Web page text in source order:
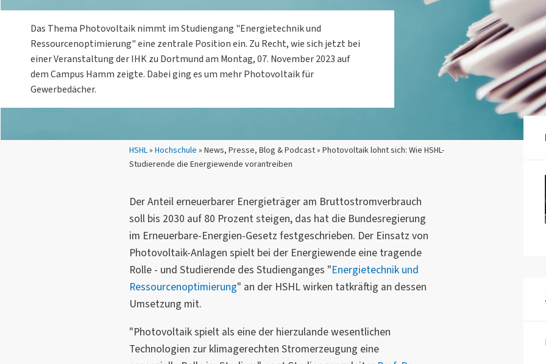
Sie sind hier:
HSHL» Hochschule » News, Presse, Blog & Podcast » Photovoltaik lohnt sich: Wie HSHL-
Studierende die Energiewende vorantreiben
Das Thema Photovoltaik nimmt im Studiengang "Energietechnik und
Ressourcenoptimierung" eine zentrale Position ein. Zu Recht, wie sich jetzt bei
einer Veranstaltung der IHK zu Dortmund am Montag, 07. November 2023 auf
dem Campus Hamm zeigte. Dabei ging es um mehr Photovoltaik für
Gewerbedächer.
Der Anteil erneuerbarer Energieträger am Bruttostromverbrauch
soll bis 2030 auf 80 Prozent steigen, das hat die Bundesregierung
im Erneuerbare-Energien-Gesetz festgeschrieben. Der Einsatz von
Photovoltaik-Anlagen spielt bei der Energiewende eine tragende
Rolle - und Studierende des Studienganges "Energietechnik und
Ressourcenoptimierung" an der HSHL wirken tatkräftig an dessen
Umsetzung mit.
"Photovoltaik spielt als eine der hierzulande wesentlichen
Technologien zur klimagerechten Stromerzeugung eine